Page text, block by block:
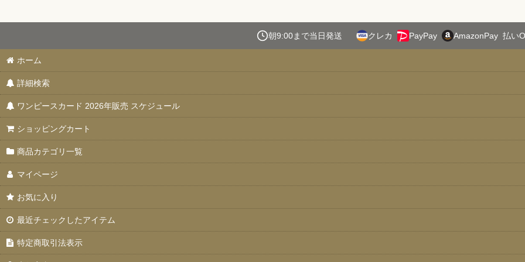
朝9:00まで当日発送 クレカ PayPay AmazonPay 払い
ホーム
詳細検索
ワンピースカード 2026年販売 スケジュール
ショッピングカート
商品カテゴリ一覧
マイページ
お気に入り
最近チェックしたアイテム
特定商取引法表示